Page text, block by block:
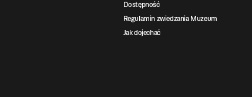
Dostępność
Regulamin zwiedzania Muzeum
Jak dojechać